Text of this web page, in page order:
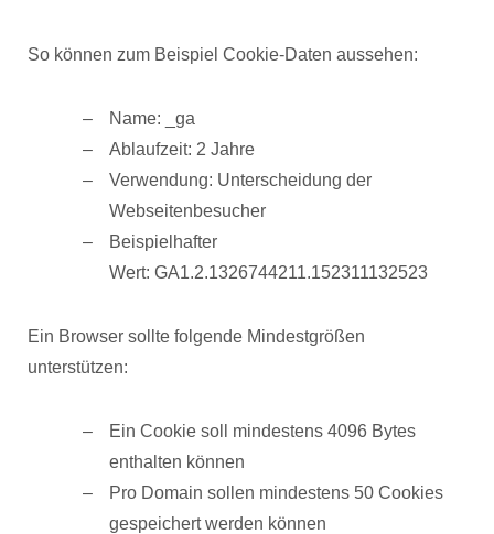
So können zum Beispiel Cookie-Daten aussehen:
Name: _ga
Ablaufzeit: 2 Jahre
Verwendung: Unterscheidung der
Webseitenbesucher
Beispielhafter
Wert: GA1.2.1326744211.152311132523
Ein Browser sollte folgende Mindestgrößen
unterstützen:
Ein Cookie soll mindestens 4096 Bytes
enthalten können
Pro Domain sollen mindestens 50 Cookies
gespeichert werden können